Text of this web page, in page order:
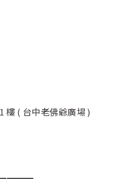
樓 ( 台中老佛爺廣場 )